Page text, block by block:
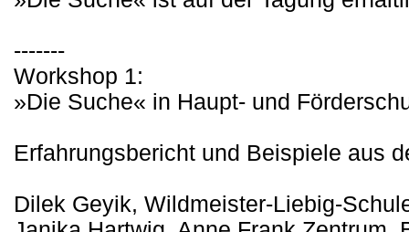
-------
Workshop 1:
»Die Suche« in Haupt- und
Erfahrungsbericht und Beispiele aus
Dilek Geyik, Wildmeister-Liebig-